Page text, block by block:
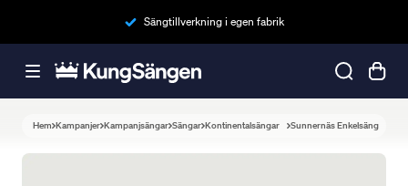
Sängtillverkning i egen fabrik
Hem Kampanjer Kampanjsängar Sängar Kontinentalsängar Sunnernäs Enkelsäng